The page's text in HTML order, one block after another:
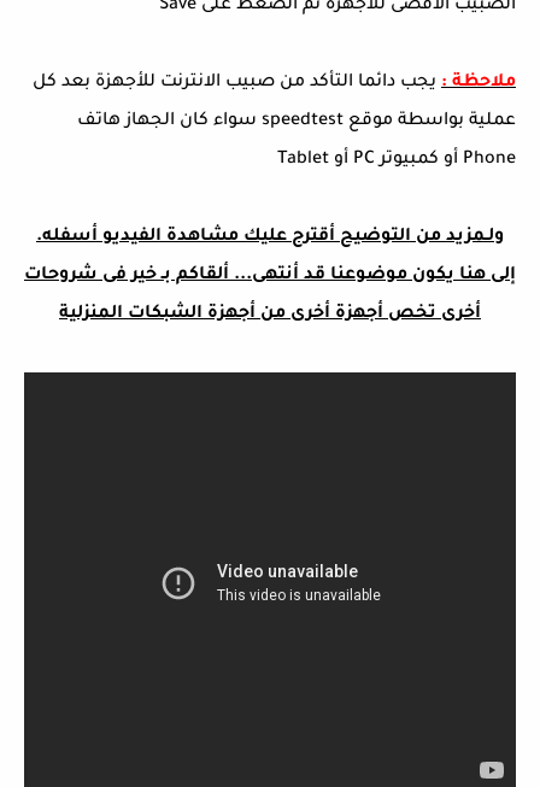
الصبيب الأقصى للأجهزة ثم الضغط على Save
ملاحظة : يجب دائما التأكد من صبيب الانترنت للأجهزة بعد كل
عملية بواسطة موقع speedtest سواء كان الجهاز هاتف
Phone أو كمبيوتر PC أو Tablet
ولـمزيد من التوضيح أقترح عليك مشاهدة الفيديو أسفله.
إلى هنا يكون موضوعنا قد أنتهى... ألقاكم بـ خير فى شروحات
أخرى تخص أجهزة أخرى من أجهزة الشبكات المنزلية